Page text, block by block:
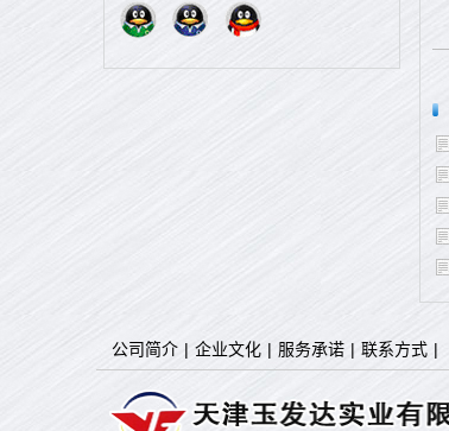
公司简介 | 企业文化 | 服务承诺 | 联系方式 |